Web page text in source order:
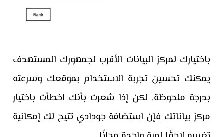
باختيارك لمركز البيانات الأقرب لجمهورك المستهدف
يمكنك تحسين تجربة الاستخدام بموقعك وسرعته
بدرجة ملحوظة. لكن إذا شعرت بأنك اخطأت باختيار
مركز بياناتك فإن استضافة جودادي تتيح لك إمكانية